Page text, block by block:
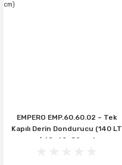
EMPERO EMP.60.60.02 – Tek
Kapılı Derin Dondurucu (140 LT
/ 60x60x82 cm)